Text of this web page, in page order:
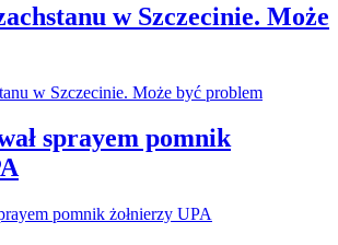
w Szczecinie. Może
sprayem pomnik